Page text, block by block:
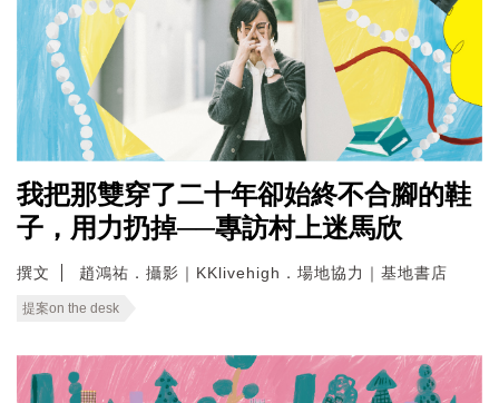
我把那雙穿了二十年卻始終不合腳的鞋
子，用力扔掉──專訪村上迷馬欣
撰文 趙鴻祐．攝影｜KKlivehigh．場地協力｜基地書店
提案on the desk